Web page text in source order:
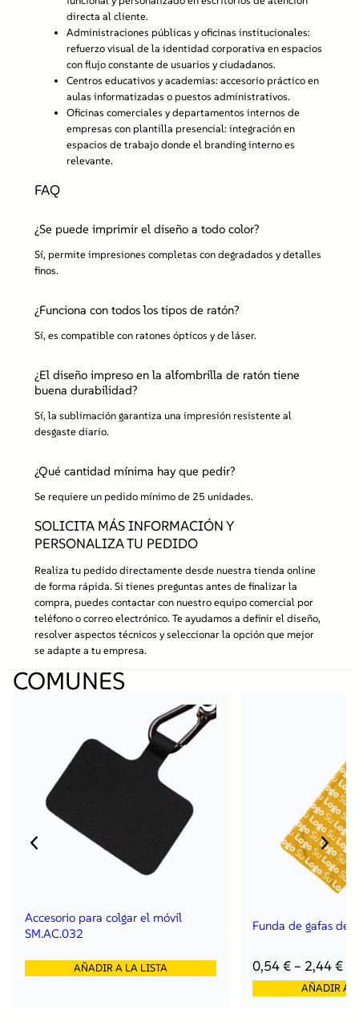
directa al cliente.
Administraciones públicas y oficinas institucionales:
refuerzo visual de la identidad corporativa en espacios
con flujo constante de usuarios y ciudadanos.
Centros educativos y academias:accesorio práctico en
aulas informatizadas o puestos administrativos.
Oficinas comerciales y departamentos internos de
empresas con plantilla presencial:integración en
espacios de trabajo donde el branding interno es
relevante.
FAQ
¿Se puede imprimir el diseño a todo color?
Sí, permite impresiones completas con degradados y detalles
finos.
¿Funciona con todos los tipos de ratón?
Sí, es compatible con ratones ópticos y de láser.
¿El diseño impreso en la alfombrilla de ratón tiene
buena durabilidad?
Sí, la sublimación garantiza una impresión resistente al
desgaste diario.
¿Qué cantidad mínima hay que pedir?
Se requiere un pedido mínimo de 25 unidades.
SOLICITA MÁS INFORMACIÓN Y
PERSONALIZA TU PEDIDO
Realiza tu pedido directamente desde nuestra tienda online
de forma rápida. Si tienes preguntas antes de finalizar la
compra, puedes contactar con nuestro equipo comercial por
teléfono o correo electrónico. Te ayudamos a definir el diseño,
resolver aspectos técnicos y seleccionar la opción que mejor
se adapte a tu empresa.
COMUNES
Accesorio para colgar el móvil
SM.AC.032
AÑADIR A LA LISTA
Funda de gafas de
0,54€ – 2,44€
AÑADIR A